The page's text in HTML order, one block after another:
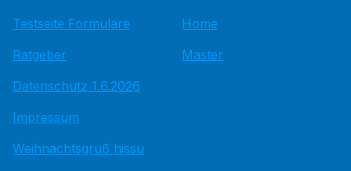
Testseite Formulare
Ratgeber
Datenschutz 1.6.2026
Impressum
Weihnachtsgruß hissu
Home
Master